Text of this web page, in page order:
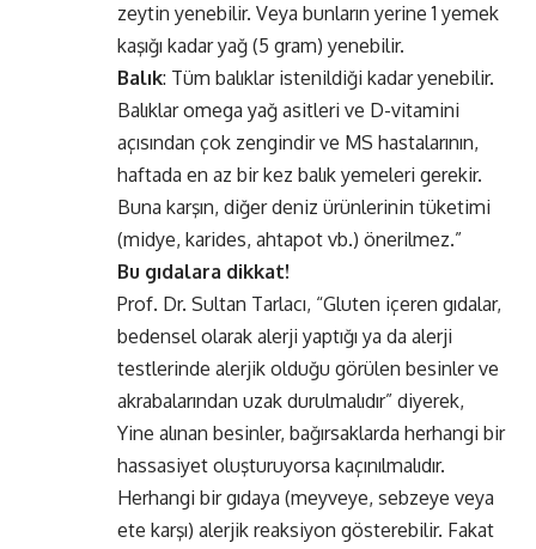
zeytin yenebilir. Veya bunların yerine 1 yemek
kaşığı kadar yağ (5 gram) yenebilir.
Balık: Tüm balıklar istenildiği kadar yenebilir.
Balıklar omega yağ asitleri ve D-vitamini
açısından çok zengindir ve MS hastalarının,
haftada en az bir kez balık yemeleri gerekir.
Buna karşın, diğer deniz ürünlerinin tüketimi
(midye, karides, ahtapot vb.) önerilmez.”
Bu gıdalara dikkat!
Prof. Dr. Sultan Tarlacı, “Gluten içeren gıdalar,
bedensel olarak alerji yaptığı ya da alerji
testlerinde alerjik olduğu görülen besinler ve
akrabalarından uzak durulmalıdır” diyerek,
Yine alınan besinler, bağırsaklarda herhangi bir
hassasiyet oluşturuyorsa kaçınılmalıdır.
Herhangi bir gıdaya (meyveye, sebzeye veya
ete karşı) alerjik reaksiyon gösterebilir. Fakat